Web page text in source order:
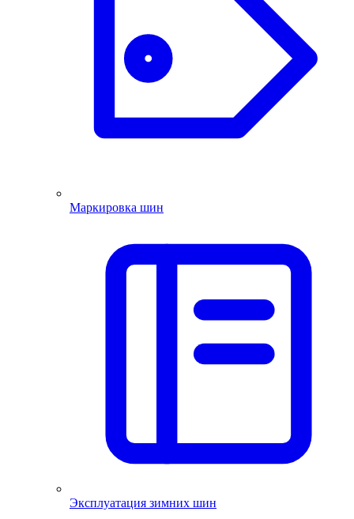
Маркировка шин
Эксплуатация зимних шин